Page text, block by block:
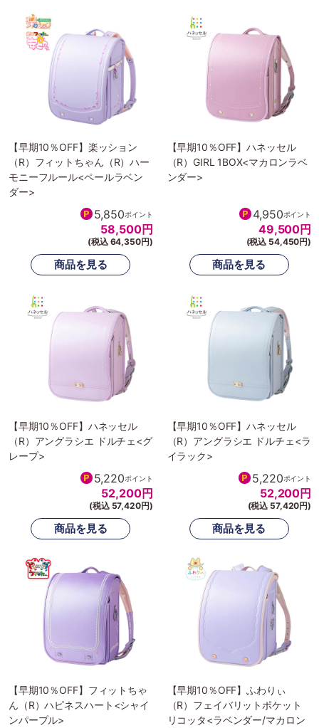
【早期10％OFF】楽ッション
（R）フィットちゃん（R）ハー
モニーフルール<ペールラベン
ダー>
5,850ポイント
58,500円
(税込 64,350円)
【早期10％OFF】ハネッセル
（R）GIRL 1BOX<マカロンラベ
ンダー>
4,950ポイント
49,500円
(税込 54,450円)
【早期10％OFF】ハネッセル
（R）アングラシエ ドルチェ<グ
レープ>
5,220ポイント
52,200円
(税込 57,420円)
【早期10％OFF】ハネッセル
（R）アングラシエ ドルチェ<ラ
イラック>
5,220ポイント
52,200円
(税込 57,420円)
【早期10％OFF】フィットちゃ
ん（R）ハピネスハート<シャイ
ンパープル>
【早期10％OFF】ふわりぃ
（R）フェイバリットポケット
リコッタ<ラベンダー/マカロン